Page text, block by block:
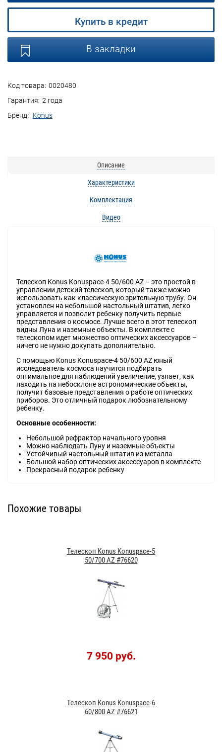
Код товара: 0020480
Гарантия: 2 года
Бренд:
Konus
Купить в кредит
В закладки
Описание
Характеристики
Комплектация
Видео
Телескоп Konus Konuspace-4 50/600 AZ – это простой в
управлении детский телескоп, который также можно
использовать как классическую зрительную трубу. Он
установлен на небольшой настольный штатив, легко
управляется и позволит ребенку получить первые
представления о космосе. Лучше всего в этот телескоп
видны Луна и наземные объекты. В комплекте с
телескопом идет множество оптических аксессуаров –
ничего не нужно докупать дополнительно.
С помощью Konus Konuspace-4 50/600 AZ юный
исследователь космоса научится подбирать
оптимальное для наблюдений увеличение, узнает, как
находить на небосклоне астрономические объекты,
получит базовые представления о работе оптических
приборов. Это отличный подарок любознательному
ребенку.
Основные особенности:
Небольшой рефрактор начального уровня
Можно наблюдать Луну и наземные объекты
Устойчивый настольный штатив из металла
Большой набор оптических аксессуаров в комплекте
Прекрасный подарок ребенку
Похожие товары
Телескоп Konus Konuspace-5
50/700 AZ #76620
7 950 руб.
Телескоп Konus Konuspace-6
60/800 AZ #76621